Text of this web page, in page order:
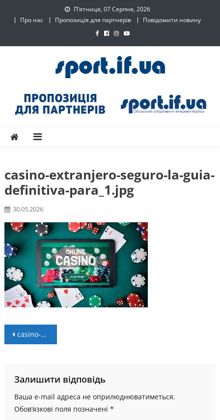
П’ятниця, 07 Серпня, 2026
Про нас
Пропозиція для партнерів Повідомити новину
SPORT.IF.UA – Обласний
спортивний інтернет-
casino-extranjero-seguro-la-guia-
definitiva-para_1.jpg
30.05.2026
Навігація
casino-extranjero-seguro-la-guia-definitiva-para_1.jpg
Залишити відповідь
Ваша e-mail адреса не оприлюднюватиметься.
Обов’язкові поля позначені *